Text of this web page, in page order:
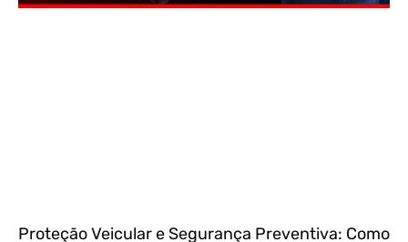
Proteção Veicular e Segurança Preventiva: Como